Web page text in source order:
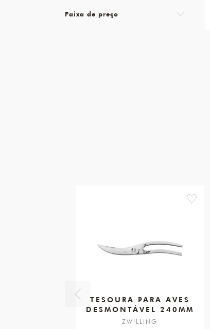
Faixa de preço
favorite
TESOURA PARA AVES
DESMONTÁVEL 240MM
ZWILLING